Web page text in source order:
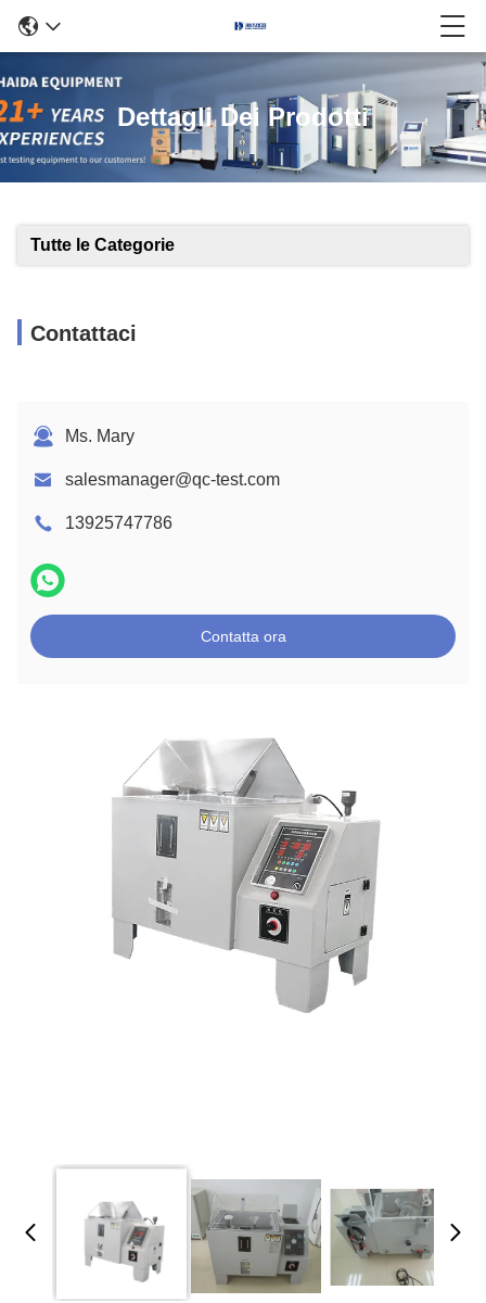
Dettagli Dei Prodotti
Tutte le Categorie
Contattaci
Ms. Mary
salesmanager@qc-test.com
13925747786
Contatta ora